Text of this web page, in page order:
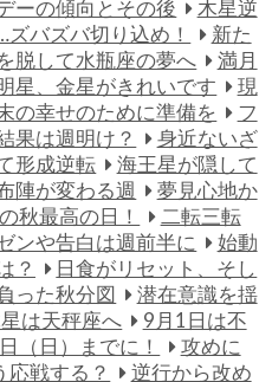
ーの傾向とその後
木星逆
バズバ切り込め！
新た
脱して水瓶座の夢へ
満月
星、金星がきれいです
現
の幸せのために準備を
フ
果は週明け？
身近ないざ
形成逆転
海王星が隠して
陣が変わる週
夢見心地か
秋最高の日！
二転三転
ンや告白は週前半に
始動
？
日食がリセット、そし
った秋分図
潜在意識を揺
は天秤座へ
9月1日は不
（日）までに！
攻めに
応戦する？ 逆行から改め